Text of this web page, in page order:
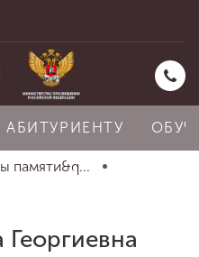
АБИТУРИЕНТУ
памяти&q...